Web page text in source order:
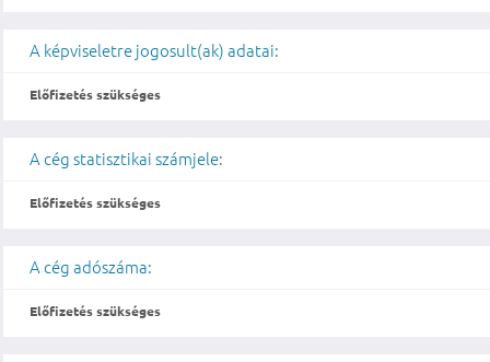
A képviseletre jogosult(ak) adatai:
Előfizetés szükséges
A cég statisztikai számjele:
Előfizetés szükséges
A cég adószáma:
Előfizetés szükséges